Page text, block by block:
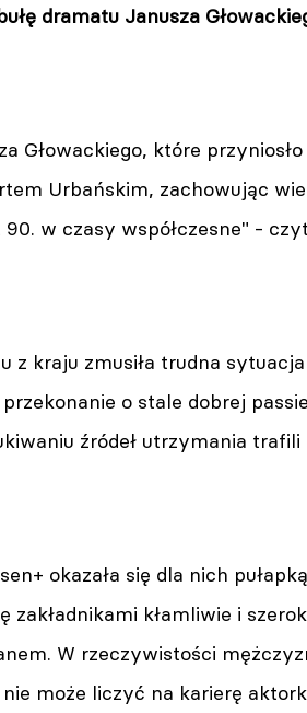
dramatu Janusza
Głowackiego, które
Urbańskim, zachowując
w czasy współczesne" -
z kraju zmusiła trudna
o stale dobrej
źródeł utrzymania trafili
okazała się dla nich
zakładnikami kłamliwie i
W rzeczywistości
może liczyć na karierę